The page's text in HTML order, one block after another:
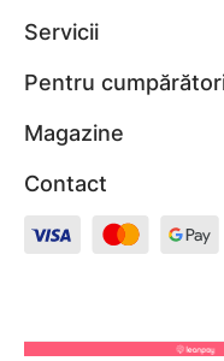
Servicii
Pentru
Magazine
Contact